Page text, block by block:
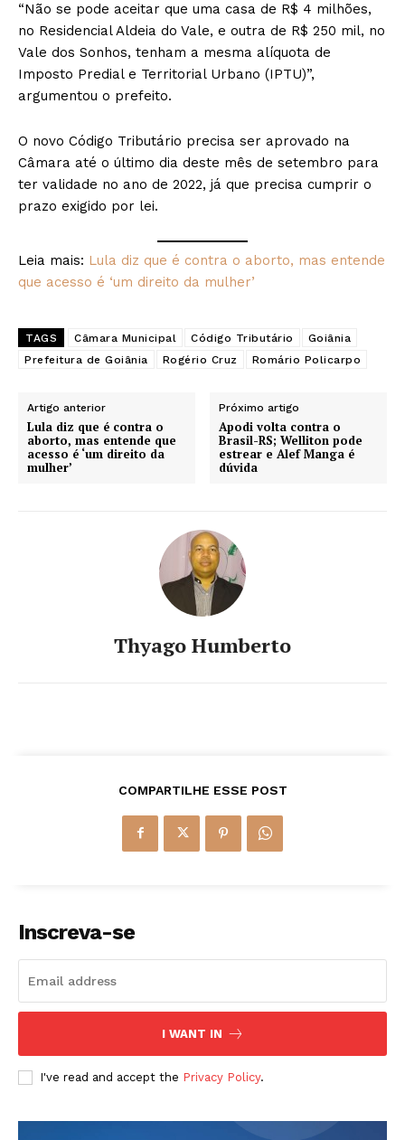
“Não se pode aceitar que uma casa de R$ 4 milhões,
no Residencial Aldeia do Vale, e outra de R$ 250 mil, no
Vale dos Sonhos, tenham a mesma alíquota de
Imposto Predial e Territorial Urbano (IPTU)”,
argumentou o prefeito.
O novo Código Tributário precisa ser aprovado na
Câmara até o último dia deste mês de setembro para
ter validade no ano de 2022, já que precisa cumprir o
prazo exigido por lei.
Leia mais: Lula diz que é contra o aborto, mas entende
que acesso é ‘um direito da mulher’
TAGS Câmara Municipal Código Tributário
Goiânia
Prefeitura de Goiânia
Rogério Cruz Romário Policarpo
Artigo anterior
Lula diz que é contra o
aborto, mas entende que
acesso é ‘um direito da
mulher’
Próximo artigo
Apodi volta contra o
Brasil-RS; Welliton pode
estrear e Alef Manga é
dúvida
Thyago Humberto
COMPARTILHE ESSE POST
Inscreva-se
I WANT IN
I've read and accept the Privacy Policy.